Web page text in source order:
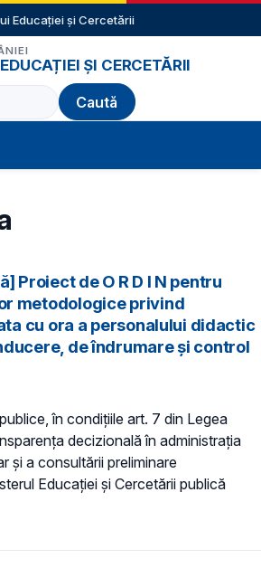
Educației și Cercetării
ȘI CERCETĂRII
Proiect de O R D I N pentru
metodologice privind
cu ora a personalului didactic
de îndrumare şi control
în condiţiile art. 7 din Legea
decizională în administraţia
și a consultării preliminare
Educaţiei și Cercetării publică